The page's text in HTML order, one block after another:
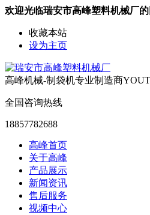
欢迎光临瑞安市高峰塑料机械厂的
收藏本站
设为主页
高峰机械-制袋机专业制造商
全国咨询热线
18857782688
高峰首页
关于高峰
产品展示
新闻资讯
售后服务
视频中心